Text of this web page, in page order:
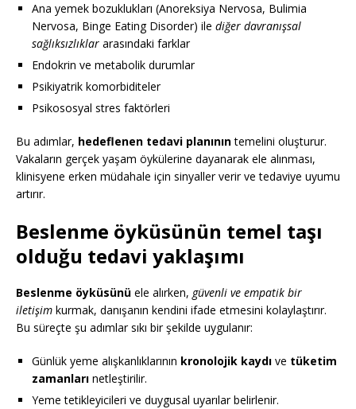
Ana yemek bozuklukları (Anoreksiya Nervosa, Bulimia
Nervosa, Binge Eating Disorder) ile diğer davranışsal
sağlıksızlıklar arasındaki farklar
Endokrin ve metabolik durumlar
Psikiyatrik komorbiditeler
Psikososyal stres faktörleri
Bu adımlar, hedeflenen tedavi planınıntemelini oluşturur.
Vakaların gerçek yaşam öykülerine dayanarak ele alınması,
klinisyene erken müdahale için sinyaller verir ve tedaviye uyumu
artırır.
Beslenme öyküsünün temel taşı
olduğu tedavi yaklaşımı
Beslenme öyküsünü ele alırken, güvenli ve empatik bir
iletişim kurmak, danışanın kendini ifade etmesini kolaylaştırır.
Bu süreçte şu adımlar sıkı bir şekilde uygulanır:
Günlük yeme alışkanlıklarının kronolojik kaydı ve tüketim
zamanları netleştirilir.
Yeme tetikleyicileri ve duygusal uyarılar belirlenir.